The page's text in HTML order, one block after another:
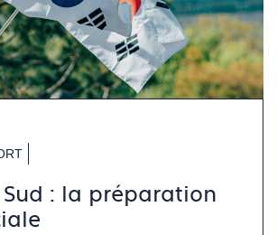
Sud : la préparation